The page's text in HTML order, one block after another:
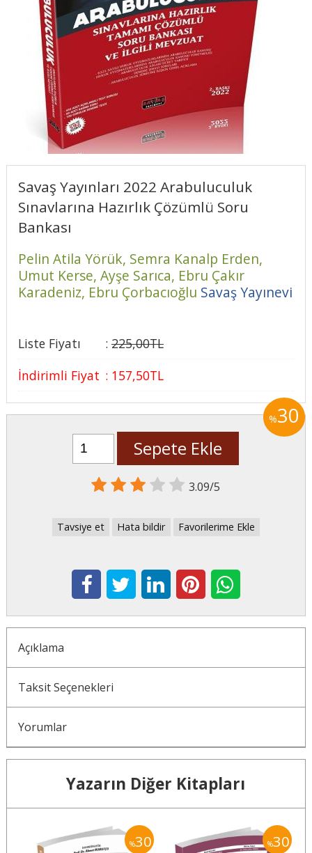
Savaş Yayınları 2022 Arabuluculuk
Sınavlarına Hazırlık Çözümlü Soru
Bankası
Pelin Atila Yörük, Semra Kanalp Erden,
Umut Kerse, Ayşe Sarıca, Ebru Çakır
Karadeniz, Ebru Çorbacıoğlu Savaş Yayınevi
Liste Fiyatı : 225,00TL
İndirimli Fiyat : 157,50TL
%30
Sepete Ekle
3.09/5
Tavsiye et Hata bildir Favorilerime Ekle
Açıklama
Taksit Seçenekleri
Yorumlar
Yazarın Diğer Kitapları
%30 %30